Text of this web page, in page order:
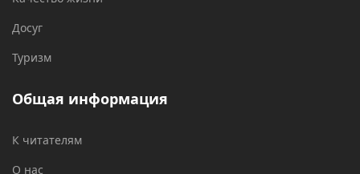
Досуг
Туризм
Общая информация
К читателям
О нас